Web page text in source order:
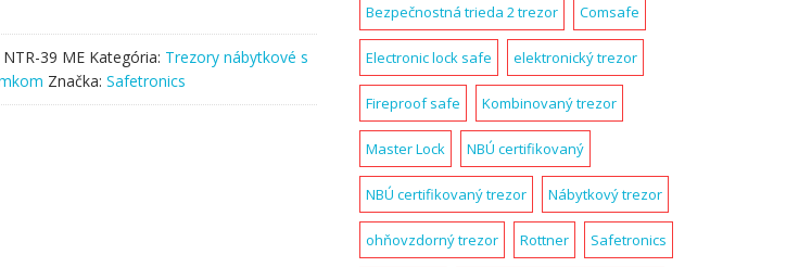
NTR-39 ME Kategória: Trezory nábytkové s
Značka: Safetronics
Bezpečnostná trieda 2 trezor Comsafe
Electronic lock safe elektronický trezor
Fireproof safe Kombinovaný trezor
Master Lock NBÚ certifikovaný
NBÚ certifikovaný trezor Nábytkový trezor
ohňovzdorný trezor Rottner Safetronics